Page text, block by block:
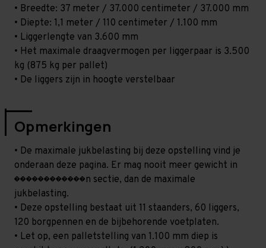
• Breedte: 37 meter / 37.000 centimeter / 37.000 mm
• Diepte: 1,1 meter / 110 centimeter / 1.100 mm
• Liggerlengte van 3.600 mm
• Het maximale draagvermogen per liggerpaar is 3.500
kg (875 kg per pallet)
• De liggers zijn in hoogte verstelbaar
Opmerkingen
• De maximale jukbelasting bij deze opstelling vind je
onderaan deze pagina. Er mag nooit meer gewicht in
������������n sectie, dan de maximale
jukbelasting.
• Deze opstelling bestaat uit 11 staanders, 60 liggers,
120 borgpennen en de bijbehorende voetplaten.
• Let op, een palletstelling van 1.100 mm diep is